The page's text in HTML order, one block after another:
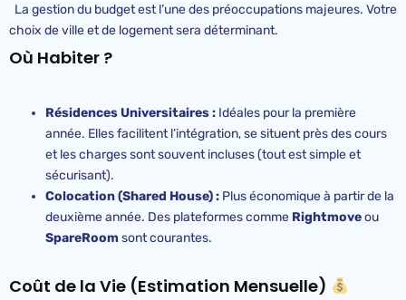
La gestion du budget est l’une des préoccupations majeures. Votre
choix de ville et de logement sera déterminant.
Où Habiter ?
Résidences Universitaires : Idéales pour la première
année. Elles facilitent l’intégration, se situent près des cours
et les charges sont souvent incluses (tout est simple et
sécurisant).
Colocation (Shared House) : Plus économique à partir de la
deuxième année. Des plateformes comme Rightmoveou
SpareRoom sont courantes.
Coût de la Vie (Estimation Mensuelle)